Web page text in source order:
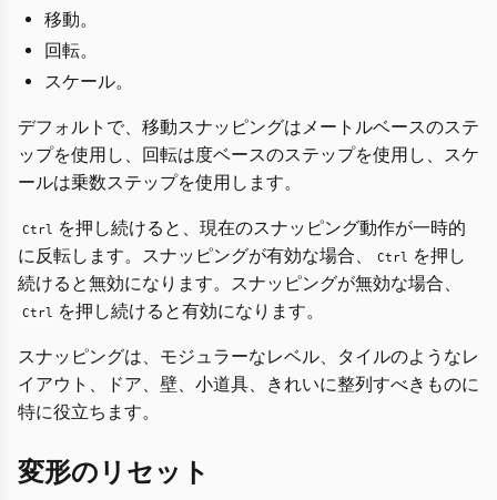
移動。
回転。
スケール。
デフォルトで、移動スナッピングはメートルベースのステ
ップを使用し、回転は度ベースのステップを使用し、スケ
ールは乗数ステップを使用します。
Ctrl
を押し続けると、現在のスナッピング動作が一時的
に反転します。スナッピングが有効な場合、
Ctrl
を押し
続けると無効になります。スナッピングが無効な場合、
Ctrl を押し続けると有効になります。
スナッピングは、モジュラーなレベル、タイルのようなレ
イアウト、ドア、壁、小道具、きれいに整列すべきものに
特に役立ちます。
変形のリセット